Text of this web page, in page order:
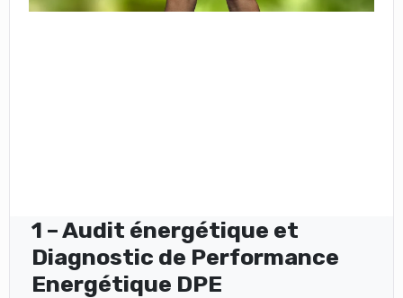
1 – Audit énergétique et
Diagnostic de Performance
Energétique DPE